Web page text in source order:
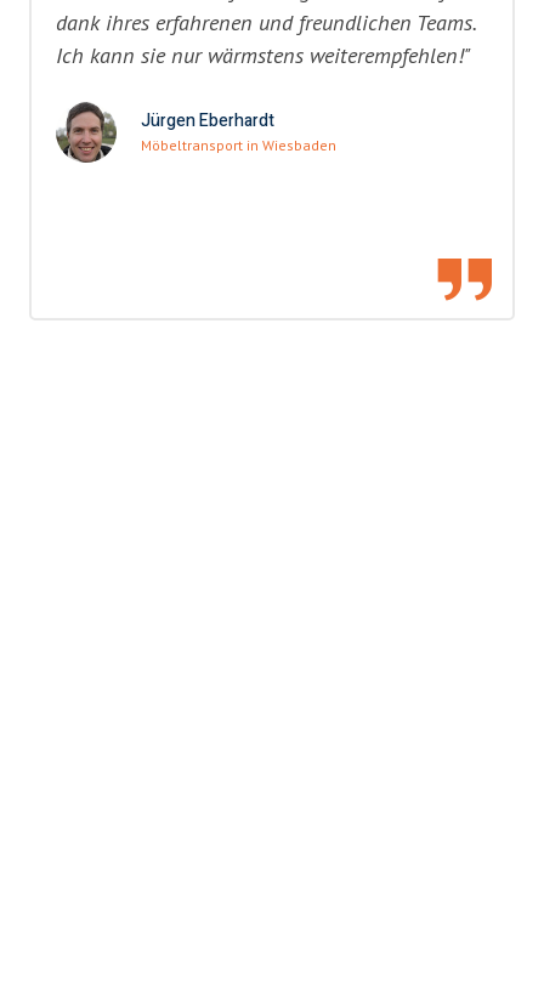
dank ihres erfahrenen und freundlichen Teams.
Ich kann sie nur wärmstens weiterempfehlen!"
Jürgen Eberhardt
Möbeltransport in Wiesbaden